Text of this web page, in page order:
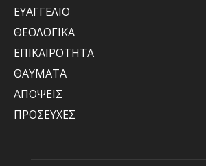
ΕΥΑΓΓΕΛΙΟ
ΘΕΟΛΟΓΙΚΑ
ΕΠΙΚΑΙΡΟΤΗΤΑ
ΘΑΥΜΑΤΑ
ΑΠΟΨΕΙΣ
ΠΡΟΣΕΥΧΕΣ